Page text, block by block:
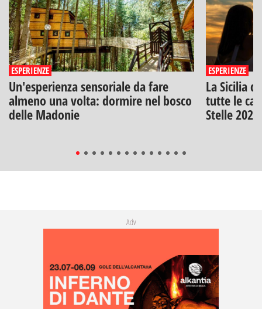
ESPERIENZE
Un'esperienza sensoriale da fare
almeno una volta: dormire nel bosco
delle Madonie
ESPERIENZE
La Sicilia
tutte le
Stelle
Adv